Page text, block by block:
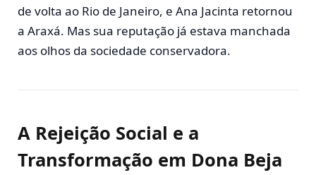
de volta ao Rio de Janeiro, e Ana Jacinta retornou
a Araxá. Mas sua reputação já estava manchada
aos olhos da sociedade conservadora.
A Rejeição Social e a
Transformação em Dona Beja